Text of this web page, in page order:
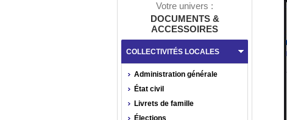
Votre univers :
DOCUMENTS &
ACCESSOIRES
COLLECTIVITÉS LOCALES
Administration générale
État civil
Livrets de famille
Élections